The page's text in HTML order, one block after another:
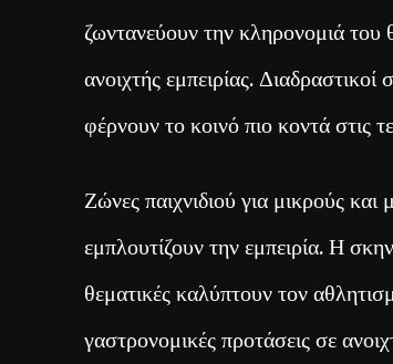
ζωντανεύουν την κληρονομιά
ανοιχτής εμπειρίας.
φέρνουν το κοινό πιο κοντά στις
Ζώνες παιχνιδιού για μικρούς
εμπλουτίζουν την εμπειρία. Η
θεματικές καλύπτουν τον
γαστρονομικές προτάσεις σε